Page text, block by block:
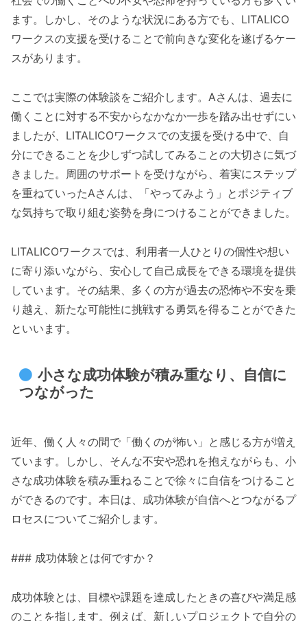
ます。しかし、そのような状況にある方でも、LITALICO
ワークスの支援を受けることで前向きな変化を遂げるケー
スがあります。
ここでは実際の体験談をご紹介します。Aさんは、過去に
働くことに対する不安からなかなか一歩を踏み出せずにい
ましたが、LITALICOワークスでの支援を受ける中で、自
分にできることを少しずつ試してみることの大切さに気づ
きました。周囲のサポートを受けながら、着実にステップ
を重ねていったAさんは、「やってみよう」とポジティブ
な気持ちで取り組む姿勢を身につけることができました。
LITALICOワークスでは、利用者一人ひとりの個性や想い
に寄り添いながら、安心して自己成長をできる環境を提供
しています。その結果、多くの方が過去の恐怖や不安を乗
り越え、新たな可能性に挑戦する勇気を得ることができた
といいます。
小さな成功体験が積み重なり、自信に
つながった
近年、働く人々の間で「働くのが怖い」と感じる方が増え
ています。しかし、そんな不安や恐れを抱えながらも、小
さな成功体験を積み重ねることで徐々に自信をつけること
ができるのです。本日は、成功体験が自信へとつながるプ
ロセスについてご紹介します。
### 成功体験とは何ですか？
成功体験とは、目標や課題を達成したときの喜びや満足感
のことを指します。例えば、新しいプロジェクトで自分の